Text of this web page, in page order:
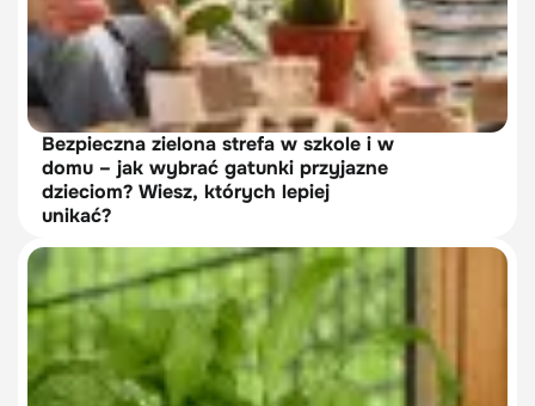
Bezpieczna zielona strefa w szkole i w
domu – jak wybrać gatunki przyjazne
dzieciom? Wiesz, których lepiej
unikać?